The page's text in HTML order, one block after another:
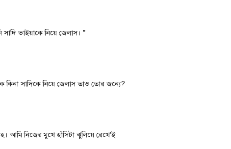
ভাইয়াকে নিয়ে জেলাস। ”
কিনা সাদিকে নিয়ে জেলাস তাও তোর জন্যে?
আমি নিজের মুখে হাঁসিটা ঝুলিয়ে রেখে’ই